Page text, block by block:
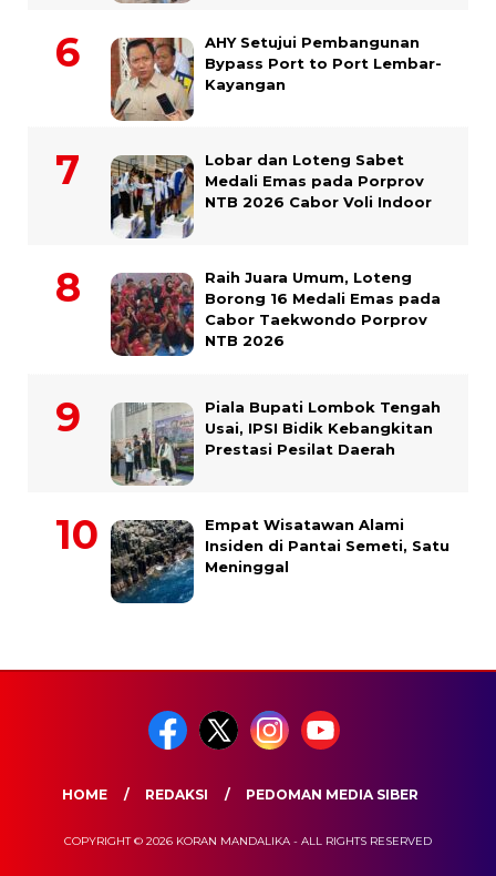
AHY Setujui Pembangunan
Bypass Port to Port Lembar-
Kayangan
Lobar dan Loteng Sabet
Medali Emas pada Porprov
NTB 2026 Cabor Voli Indoor
Raih Juara Umum, Loteng
Borong 16 Medali Emas pada
Cabor Taekwondo Porprov
NTB 2026
Piala Bupati Lombok Tengah
Usai, IPSI Bidik Kebangkitan
Prestasi Pesilat Daerah
Empat Wisatawan Alami
Insiden di Pantai Semeti, Satu
Meninggal
HOME REDAKSI PEDOMAN MEDIA SIBER
COPYRIGHT © 2026 KORAN MANDALIKA - ALL RIGHTS RESERVED